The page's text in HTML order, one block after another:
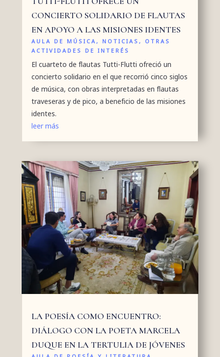
CONCIERTO SOLIDARIO DE FLAUTAS
EN APOYO A LAS MISIONES IDENTES
AULA DE MÚSICA, NOTICIAS, OTRAS
ACTIVIDADES DE INTERÉS
El cuarteto de flautas Tutti-Flutti ofreció un
concierto solidario en el que recorrió cinco siglos
de música, con obras interpretadas en flautas
traveseras y de pico, a beneficio de las misiones
identes.
leer más
LA POESÍA COMO ENCUENTRO:
DIÁLOGO CON LA POETA MARCELA
DUQUE EN LA TERTULIA DE JÓVENES